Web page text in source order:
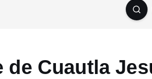
de Cuautla